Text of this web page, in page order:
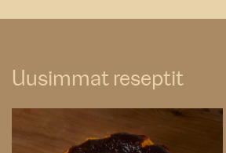
Uusimmat reseptit